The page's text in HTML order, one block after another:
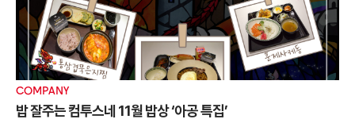
COMPANY
밥 잘주는 컴투스네 11월 밥상 ‘아공 특집’